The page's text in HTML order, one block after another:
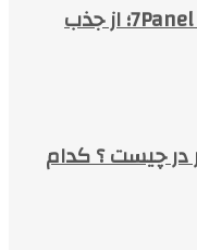
خدمات شبکه‌های اجتماعی 7Panel؛ از جذب
در چیست ؟ کدام